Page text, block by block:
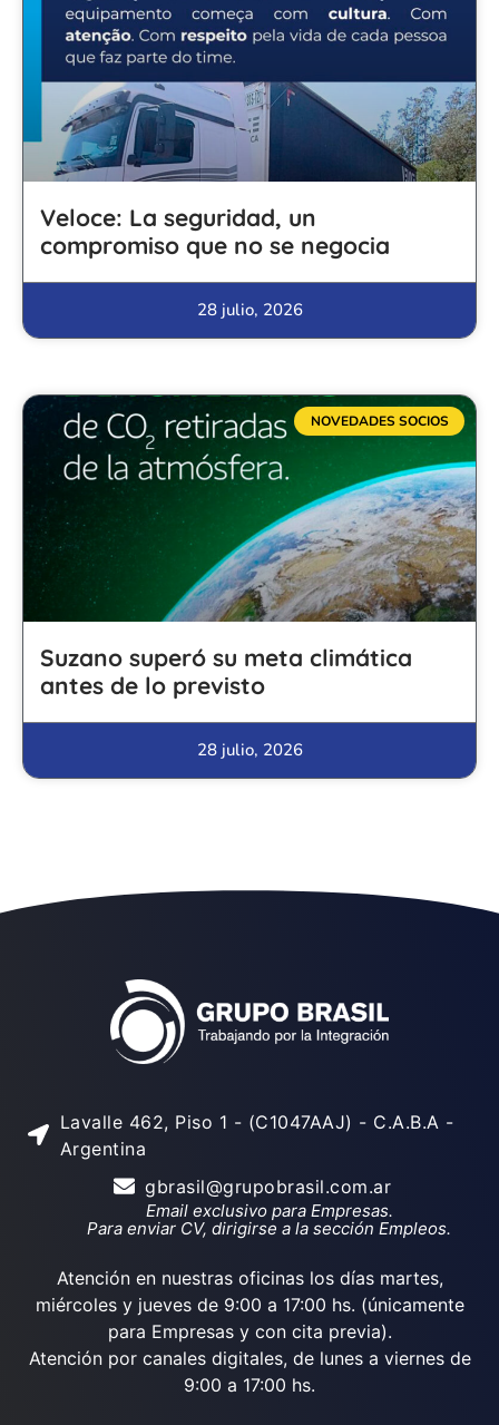
Veloce: La seguridad, un
compromiso que no se negocia
28 julio, 2026
NOVEDADES SOCIOS
Suzano superó su meta climática
antes de lo previsto
28 julio, 2026
Lavalle 462, Piso 1 - (C1047AAJ) - C.A.B.A -
Argentina
gbrasil@grupobrasil.com.ar
Email exclusivo para Empresas.
Para enviar CV, dirigirse a la sección Empleos.
Atención en nuestras oficinas los días martes,
miércoles y jueves de 9:00 a 17:00 hs. (únicamente
para Empresas y con cita previa).
Atención por canales digitales, de lunes a viernes de
9:00 a 17:00 hs.